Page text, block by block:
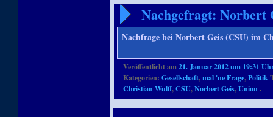
Nachgefragt: Norbert
Nachfrage bei Norbert Geis (CSU) im
Veröffentlicht am21. Januar 2012 um 19:31
Kategorien:Gesellschaft,mal 'ne Frage,Politik
Christian Wulff,CSU,Norbert Geis,Union.